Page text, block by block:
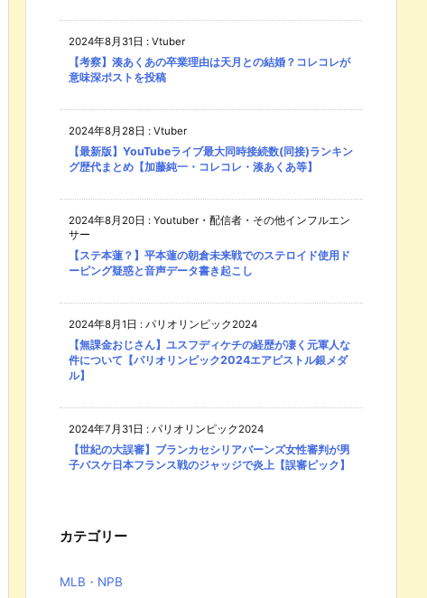
2024年8月31日 : Vtuber
【考察】湊あくあの卒業理由は天月との結婚？コレコレが
意味深ポストを投稿
2024年8月28日 : Vtuber
【最新版】YouTubeライブ最大同時接続数(同接)ランキン
グ歴代まとめ【加藤純一・コレコレ・湊あくあ等】
2024年8月20日 : Youtuber・配信者・その他インフルエン
サー
【ステ本蓮？】平本蓮の朝倉未来戦でのステロイド使用ド
ーピング疑惑と音声データ書き起こし
2024年8月1日 : パリオリンピック2024
【無課金おじさん】ユスフディケチの経歴が凄く元軍人な
件について【パリオリンピック2024エアピストル銀メダ
ル】
2024年7月31日 : パリオリンピック2024
【世紀の大誤審】ブランカセシリアバーンズ女性審判が男
子バスケ日本フランス戦のジャッジで炎上【誤審ピック】
カテゴリー
MLB・NPB